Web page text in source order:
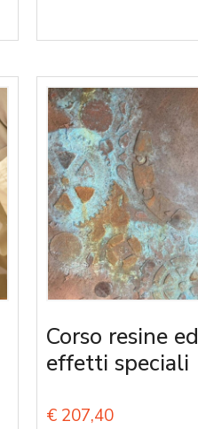
Corso resine ed
effetti speciali
€ 207,40